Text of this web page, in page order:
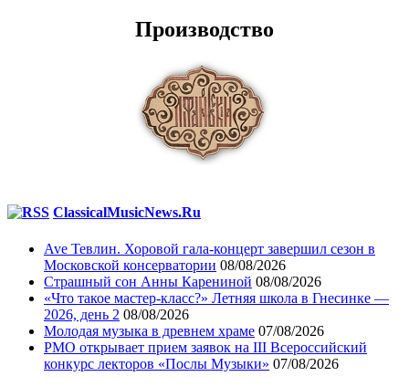
Производство
ClassicalMusicNews.Ru
Ave Тевлин. Хоровой гала-концерт завершил сезон в
Московской консерватории 08/08/2026
Страшный сон Анны Карениной 08/08/2026
«Что такое мастер-класс?» Летняя школа в Гнесинке —
2026, день 2 08/08/2026
Молодая музыка в древнем храме 07/08/2026
РМО открывает прием заявок на III Всероссийский
конкурс лекторов «Послы Музыки» 07/08/2026